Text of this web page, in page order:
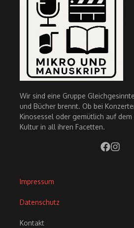
Wir sind eine Gruppe
und Bücher brennt. Ob bei
Kinosessel oder gemütlich auf
Kultur in all ihren Facetten.
Impressum
Datenschutz
Kontakt